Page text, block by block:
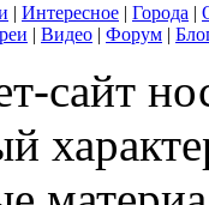
| Интересное | Города |
| Видео | Форум |
сайт